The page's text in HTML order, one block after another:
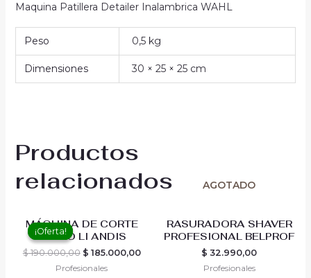
Maquina Patillera Detailer Inalambrica WAHL
Peso 0,5 kg
Dimensiones 30 × 25 × 25 cm
Productos
relacionados
¡Oferta!
¡Oferta!
MÁQUINA DE CORTE
USPRO LI ANDIS
$190.000,00
price
was:
$ 190.000,00.
$ 185.000,00
Profesionales
AGOTADO
RASURADORA SHAVER
PROFESIONAL BELPROF
$ 32.990,00
Profesionales